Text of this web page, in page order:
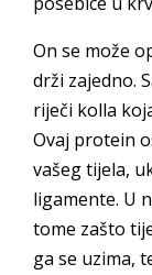
On se može
drži zajedno.
riječi kolla
Ovaj protein
vašeg tijela,
ligamente. U
tome zašto
ga se uzima,